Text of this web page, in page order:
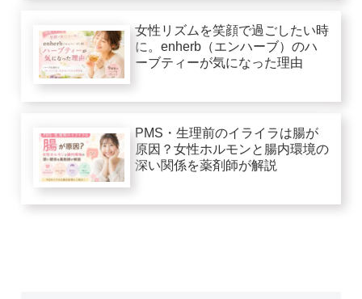
女性リズムを笑顔で過ごしたい時
に。enherb（エンハーブ）のハ
ーブティーが気になった理由
PMS・生理前のイライラは腸が
原因？女性ホルモンと腸内環境の
深い関係を薬剤師が解説